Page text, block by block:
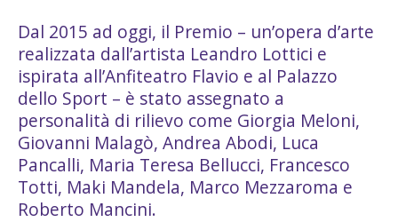
Dal 2015 ad oggi, il Premio – un’opera d’arte
realizzata dall’artista Leandro Lottici e
ispirata all’Anfiteatro Flavio e al Palazzo
dello Sport – è stato assegnato a
personalità di rilievo come Giorgia Meloni,
Giovanni Malagò, Andrea Abodi, Luca
Pancalli, Maria Teresa Bellucci, Francesco
Totti, Maki Mandela, Marco Mezzaroma e
Roberto Mancini.